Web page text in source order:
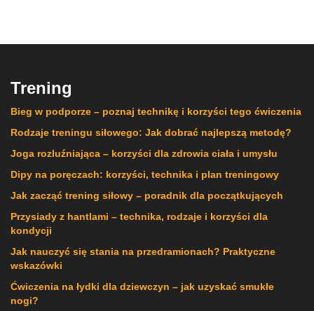
Trening
Bieg w podporze – poznaj technikę i korzyści tego ćwiczenia
Rodzaje treningu siłowego: Jak dobrać najlepszą metodę?
Joga rozluźniająca – korzyści dla zdrowia ciała i umysłu
Dipy na poręczach: korzyści, technika i plan treningowy
Jak zacząć trening siłowy – poradnik dla początkujących
Przysiady z hantlami – technika, rodzaje i korzyści dla
kondycji
Jak nauczyć się stania na przedramionach? Praktyczne
wskazówki
Ćwiczenia na łydki dla dziewczyn – jak uzyskać smukłe
nogi?